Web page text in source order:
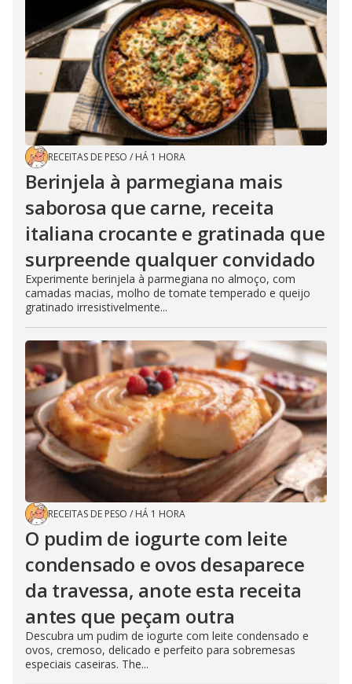
RECEITAS DE PESO / HÁ 1 HORA
Berinjela à parmegiana mais
saborosa que carne, receita
italiana crocante e gratinada que
surpreende qualquer convidado
Experimente berinjela à parmegiana no almoço, com
camadas macias, molho de tomate temperado e queijo
gratinado irresistivelmente...
RECEITAS DE PESO / HÁ 1 HORA
O pudim de iogurte com leite
condensado e ovos desaparece
da travessa, anote esta receita
antes que peçam outra
Descubra um pudim de iogurte com leite condensado e
ovos, cremoso, delicado e perfeito para sobremesas
especiais caseiras. The...